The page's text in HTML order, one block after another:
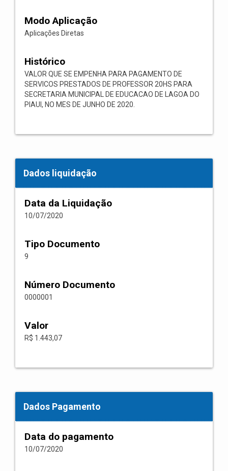
Modo Aplicação
Aplicações Diretas
Histórico
VALOR QUE SE EMPENHA PARA PAGAMENTO DE
SERVICOS PRESTADOS DE PROFESSOR 20HS PARA
SECRETARIA MUNICIPAL DE EDUCACAO DE LAGOA DO
PIAUI, NO MES DE JUNHO DE 2020.
Dados liquidação
Data da Liquidação
10/07/2020
Tipo Documento
9
Número Documento
0000001
Valor
R$ 1.443,07
Dados Pagamento
Data do pagamento
10/07/2020